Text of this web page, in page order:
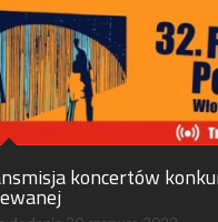
koncertów